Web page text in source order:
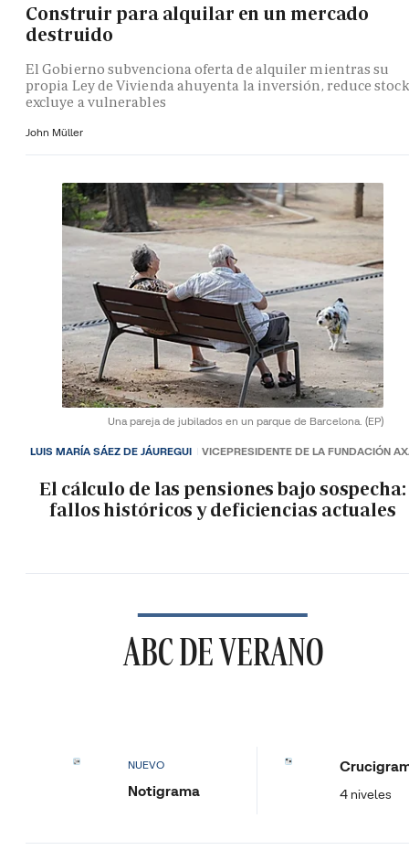
Construir para alquilar en un mercado
destruido
El Gobierno subvenciona oferta de alquiler mientras su
propia Ley de Vivienda ahuyenta la inversión, reduce
excluye a vulnerables
John Müller
Una pareja de jubilados en un parque de Barcelona. (EP)
El cálculo de las pensiones bajo sospecha:
fallos históricos y deficiencias actuales
LUIS MARÍA SÁEZ DE JÁUREGUI VICEPRESIDENTE DE LA FUNDACIÓN
ABC DE VERANO
NUEVO
Notigrama 4 niveles